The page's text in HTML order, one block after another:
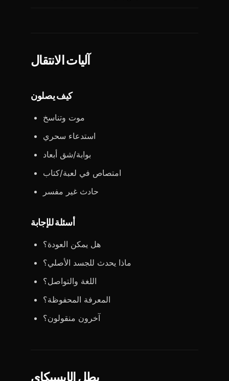
آليات الانتقال
كيف يصلون
موت وتناسخ
استدعاء سحري
بوابة/شق أبعاد
امتصاص في لعبة/كتاب
حادث غير مفسر
أسئلة للإجابة
هل يمكن العودة؟
ماذا يحدث للجسد الأصلي؟
اللغة والتواصل؟
المعرفة المحفوظة؟
آخرون منقولون؟
بطل الإيسيكاي